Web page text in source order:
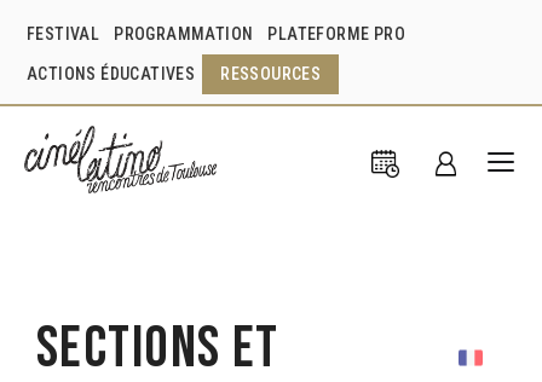
FESTIVAL PROGRAMMATION PLATEFORME PRO
ACTIONS ÉDUCATIVES RESSOURCES
Sections et